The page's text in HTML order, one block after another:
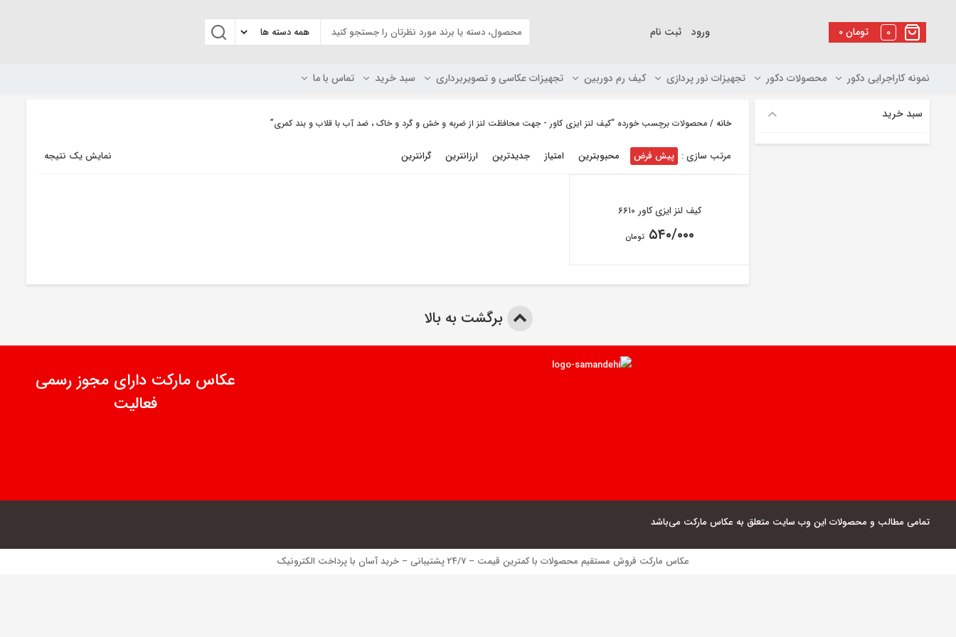
۰تومان 0 ورود ثبت نام
نمونه کاراجرایی دکور محصولات دکور تجهیزات نور پردازی کیف رم دوربین تجهیزات عکاسی و تصویربرداری سبد خرید تماس با ما
خانه / محصولات برچسب خورده “کیف لنز ایزی کاور - جهت محافظت لنز از ضربه و خش و گرد و خاک ، ضد آب با قلاب و بند کمری”
نمایش یک نتیجه مرتب سازی : پیش فرض محبوبترین امتیاز جدیدترین ارزانترین گرانترین
کیف لنز ایزی کاور ۶۶۱۰
۵۴۰/۰۰۰ تومان
سبد خرید
برگشت به بالا
عکاس مارکت دارای مجوز رسمی
فعالیت
تمامی مطالب و محصولات این وب سایت متعلق به عکاس مارکت می‌باشد
عکاس مارکت فروش مستقیم محصولات با کمترین قیمت – 24/7 پشتیبانی – خرید آسان با پرداخت الکترونیک